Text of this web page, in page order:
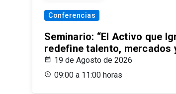
Conferencias
Seminario: “El Activo que
redefine talento, mercados
19 de Agosto de 2026
09:00 a 11:00 horas